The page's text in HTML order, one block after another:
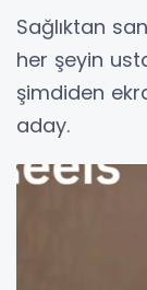
Sağlıktan
her şeyin
şimdiden
aday.